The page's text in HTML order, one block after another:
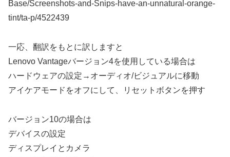
Base/Screenshots-and-Snips-have-an-unnatural-orange-
tint/ta-p/4522439
一応、翻訳をもとに訳しますと
Lenovo Vantageバージョン4を使用している場合は
ハードウェアの設定→オーディオ/ビジュアルに移動
アイケアモードをオフにして、リセットボタンを押す
バージョン10の場合は
デバイスの設定
ディスプレイとカメラ